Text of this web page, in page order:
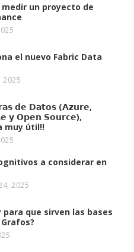
medir un proyecto de
el nuevo Fabric Data
2025
𝗱𝗲 𝗗𝗮𝘁𝗼𝘀 (𝗔𝘇𝘂𝗿𝗲,
𝘆 𝗢𝗽𝗲𝗻 𝗦𝗼𝘂𝗿𝗰𝗲),
muy útil!!
a considerar en
2025
para que sirven las bases